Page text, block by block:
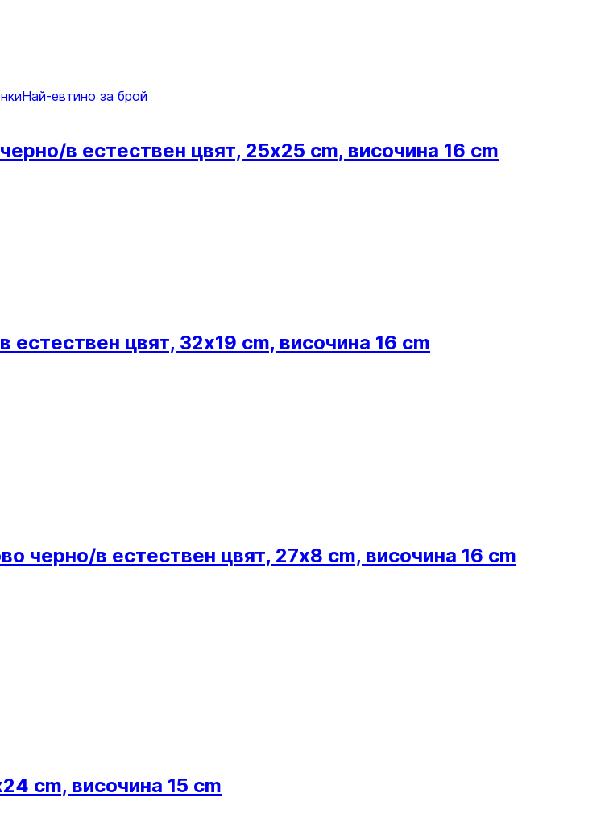
Най-евтино за брой
в естествен цвят, 25x25 cm, височина 16 cm
цвят, 32x19 cm, височина 16 cm
черно/в естествен цвят, 27x8 cm, височина 16 cm
cm, височина 15 cm